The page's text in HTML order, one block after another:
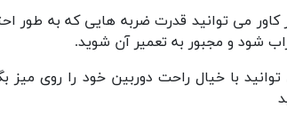
کاور می توانید قدرت ضربه هایی که به طور
شود و مجبور به تعمیر آن شوید.
با خیال راحت دوربین خود را روی